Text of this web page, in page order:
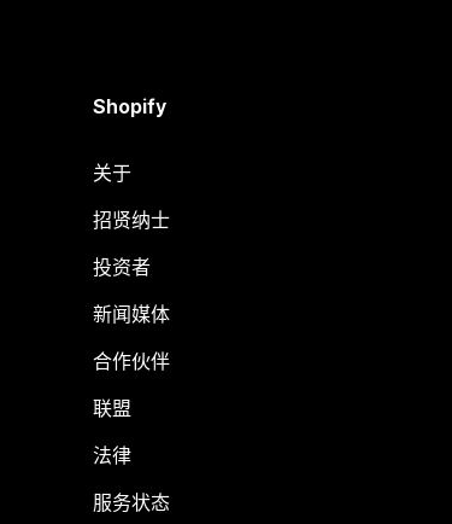
Shopify
关于
招贤纳士
投资者
新闻媒体
合作伙伴
联盟
法律
服务状态